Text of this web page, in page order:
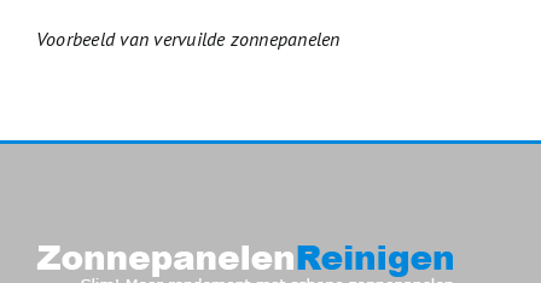
Voorbeeld van vervuilde zonnepanelen